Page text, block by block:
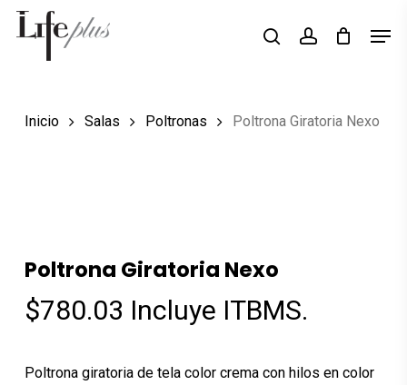
Skip
Búsqueda
productos
searchaccount
Inicio Salas Poltronas Poltrona Giratoria Nexo
Poltrona Giratoria Nexo
$780.03 Incluye ITBMS.
Poltrona giratoria de tela color crema con hilos en color